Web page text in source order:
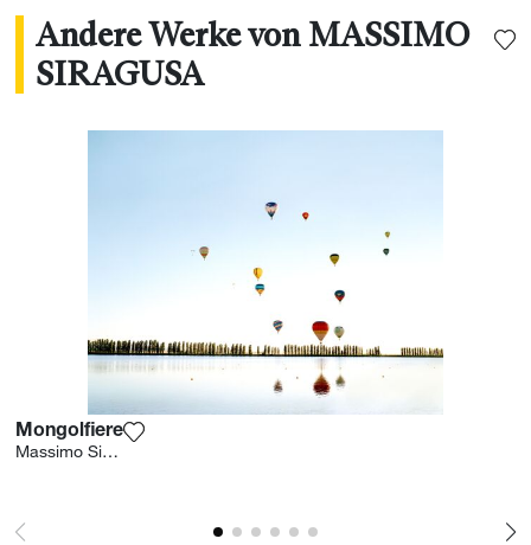
Andere Werke von MASSIMO
SIRAGUSA
Mongolfiere
Massimo Siragusa